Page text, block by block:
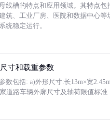
线槽的特点和应用领域。其特点
筑、工业厂房、医院和数据中心
统稳定运行。
寸和载重参数
数包括: a)外形尺寸:长13m×宽
道路车辆外廓尺寸及轴荷限值标准